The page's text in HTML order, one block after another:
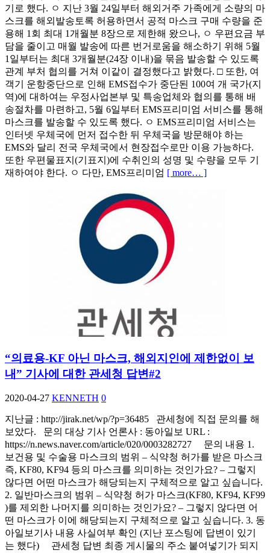
기로 했다. ㅇ 지난 3월 24일부터 해외거주 가족에게 소량의 마
스크를 해외발송토록 허용하면서 공적 마스크 구매 수량을 준
용해 1회 최대 1개월분 8장으로 제한해 왔으나, ㅇ 우편요금 부
담을 줄이고 매월 발송에 따른 번거로움을 해소하기 위해 5월
1일부터는 최대 3개월분(24장 이내)을 묶음 발송할 수 있도록
관계 부처 협의를 거쳐 이같이 결정했다고 밝혔다. □ 또한, 여
객기 운항중단으로 인해 EMS접수가 중단된 100여 개 국가(지
역)에 대하여는 우정사업본부 및 특송업체와 협의를 통해 배
송절차를 마련하고, 5월 6일부터 EMS프리미엄 서비스를 통해
마스크를 발송할 수 있도록 했다. ㅇ EMS프리미엄 서비스는
인터넷 우체국에 먼저 접수한 뒤 우체국을 방문해야 하는
EMS와 달리 전국 우체국에서 현장접수로만 이용 가능하다.
또한 우편물표지(기표지)에 수취인의 성명 및 수량을 모두 기
재하여야 한다. ㅇ 다만, EMS프리미엄 [ more… ]
“의료용-KF 아닌 마스크, 해외지인에 제한없이 보
내” 기사에 대한 관세청 답변#2
2020-04-27 KENNETH 0
지난글 : http://jirak.net/wp/?p=36485 관세청에 직접 문의를 해
보았다. 문의 대상 기사 언론사 : 동아일보 URL :
https://n.news.naver.com/article/020/0003282727 문의 내용 1.
보건용 및 수술용 마스크의 범위 – 식약청 허가를 받은 마스크
즉, KF80, KF94 등의 마스크를 의미하는 것인가요? – 그렇지
않다면 어떤 마스크가 해당되는지 구체적으로 알고 싶습니다.
2. 일반마스크의 범위 – 식약청 허가 마스크(KF80, KF94, KF99
)를 제외한 나머지를 의미하는 것인가요? – 그렇지 않다면 어
떤 마스크가 이에 해당되는지 구체적으로 알고 싶습니다. 3. 동
아일보기사 내용 사실여부 확인 (지난 포스팅에 답변이 있기
는 했다) 관세청 답변 최종 게시물의 주소 붙여넣기가 되지